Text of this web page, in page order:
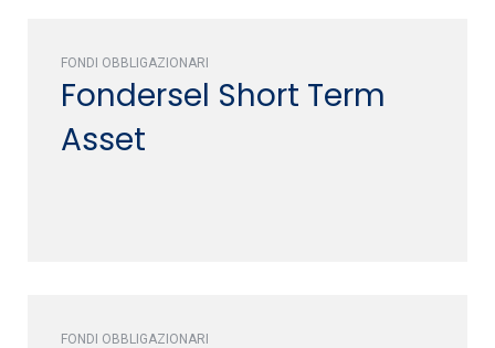
FONDI OBBLIGAZIONARI
Fondersel Short Term
Asset
FONDI OBBLIGAZIONARI